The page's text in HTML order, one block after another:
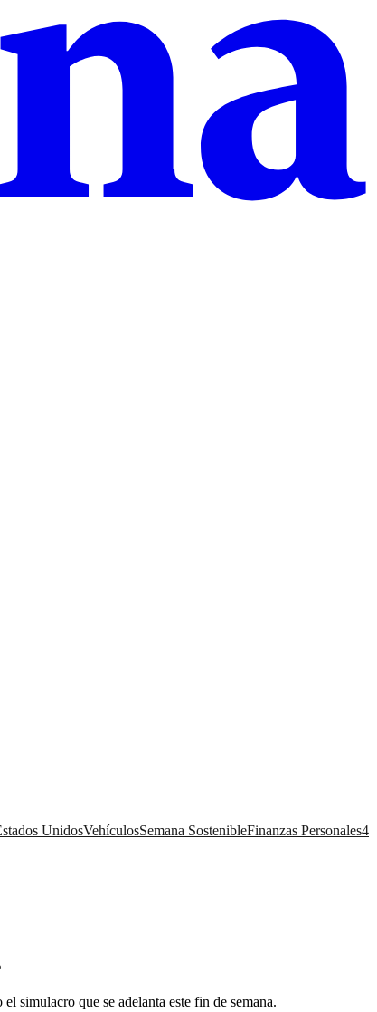
UnidosVehículosSemana SostenibleFinanzas Personales4
simulacro que se adelanta este fin de semana.